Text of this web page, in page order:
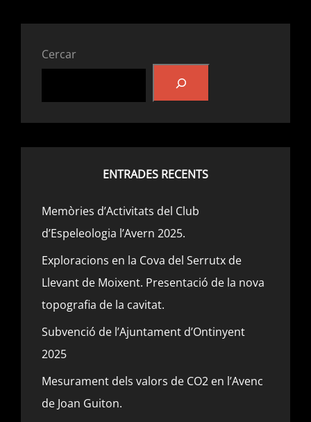
Cercar
ENTRADES RECENTS
Memòries d’Activitats del Club
d’Espeleologia l’Avern 2025.
Exploracions en la Cova del Serrutx de
Llevant de Moixent. Presentació de la nova
topografia de la cavitat.
Subvenció de l’Ajuntament d’Ontinyent
2025
Mesurament dels valors de CO2 en l’Avenc
de Joan Guiton.